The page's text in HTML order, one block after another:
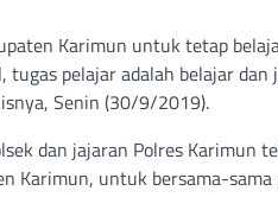
Karimun untuk tetap
pelajar adalah belajar
Senin (30/9/2019).
dan jajaran Polres Karimun
Karimun, untuk bersama-